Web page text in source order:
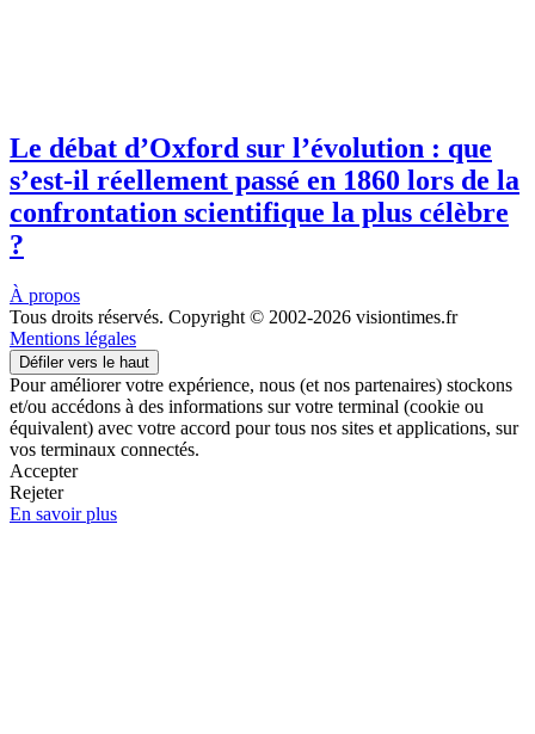
Le débat d’Oxford sur l’évolution : que
s’est-il réellement passé en 1860 lors de la
confrontation scientifique la plus célèbre
?
À propos
Tous droits réservés. Copyright © 2002-2026 visiontimes.fr
Mentions légales
Défiler vers le haut
Pour améliorer votre expérience, nous (et nos partenaires) stockons
et/ou accédons à des informations sur votre terminal (cookie ou
équivalent) avec votre accord pour tous nos sites et applications, sur
vos terminaux connectés.
Accepter
Rejeter
En savoir plus